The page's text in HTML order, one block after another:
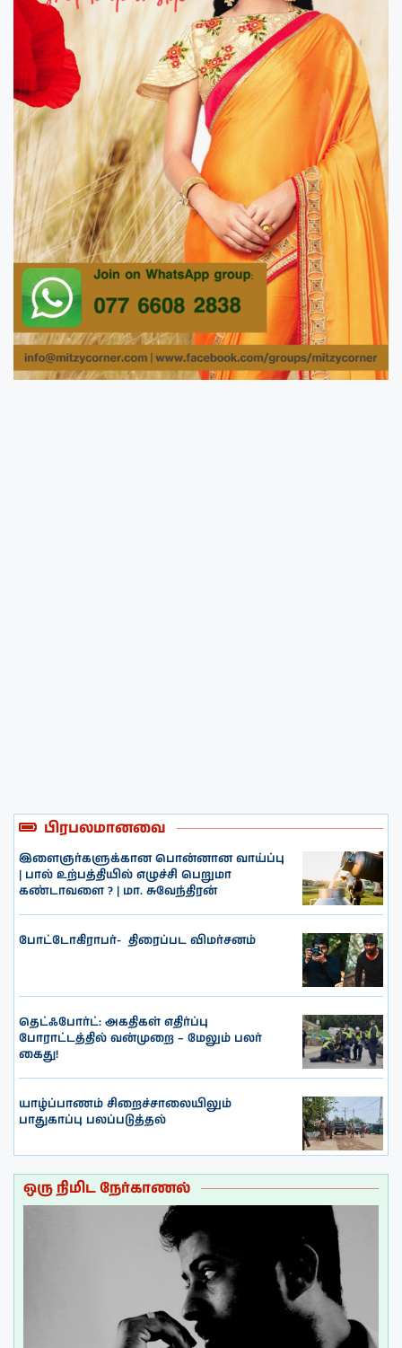
பிரபலமானவை
இளைஞர்களுக்கான பொன்னான வாய்ப்பு
| பால் உற்பத்தியில் எழுச்சி பெறுமா
கண்டாவளை ? | மா. சுவேந்திரன்
போட்டோகிராபர்- ‌ திரைப்பட விமர்சனம்
தெட்ஃபோர்ட்: அகதிகள் எதிர்ப்பு
போராட்டத்தில் வன்முறை – மேலும் பலர்
கைது!
யாழ்ப்பாணம் சிறைச்சாலையிலும்
பாதுகாப்பு பலப்படுத்தல்
ஒரு நிமிட நேர்காணல்